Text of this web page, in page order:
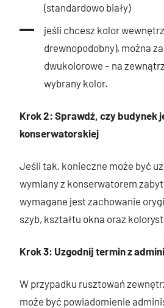
(standardowo biały)
jeśli chcesz kolor
drewnopodobny), można
dwukolorowe – na
wybrany kolor.
Krok 2: Sprawdź, czy budynek
konserwatorskiej
Jeśli tak, konieczne może być
wymiany z konserwatorem
wymagane jest zachowanie
szyb, kształtu okna oraz
Krok 3: Uzgodnij termin z
W przypadku rusztowań
może być powiadomienie